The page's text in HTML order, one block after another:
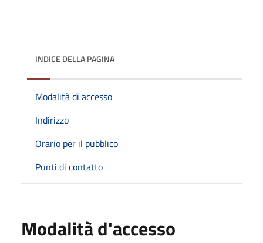
INDICE DELLA PAGINA
Modalità di accesso
Indirizzo
Orario per il pubblico
Punti di contatto
Modalità d'accesso